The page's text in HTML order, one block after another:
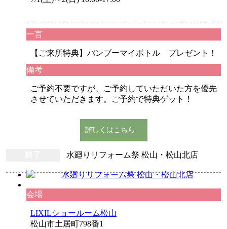
一言
【ご来所特典】バンブーマイボトル プレゼント！
備考
ご予約不要ですが、ご予約していただいた方を優先
させていただきます。ご予約で特典ゲット！
詳しくはこちら
水廻りリフォーム祭 松山・松山北店
会場
LIXILショールーム松山
松山市土居町798番1